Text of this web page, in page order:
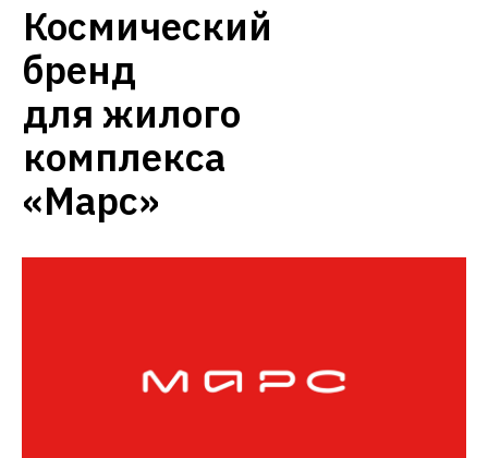
Космический
бренд
для жилого
комплекса
«Марс»